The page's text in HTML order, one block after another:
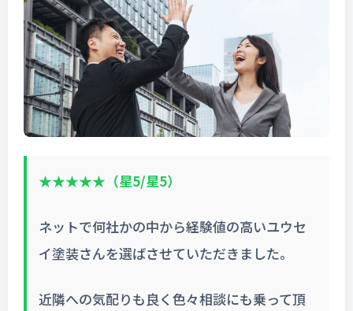
★★★★★（星5/星5）
ネットで何社かの中から経験値の高いユウセ
イ塗装さんを選ばさせていただきました。
近隣への気配りも良く色々相談にも乗って頂